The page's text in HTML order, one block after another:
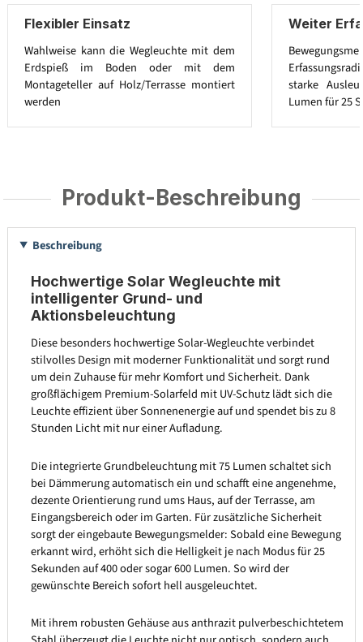
Flexibler Einsatz
Wahlweise kann die Wegleuchte mit dem
Erdspieß im Boden oder mit dem
Montageteller auf Holz/Terrasse montiert
werden
Weiter
starke
Lumen für 25
Produkt-Beschreibung
Beschreibung
Hochwertige Solar Wegleuchte mit
intelligenter Grund- und
Aktionsbeleuchtung
Diese besonders hochwertige Solar-Wegleuchte verbindet
stilvolles Design mit moderner Funktionalität und sorgt rund
um dein Zuhause für mehr Komfort und Sicherheit. Dank
großflächigem Premium-Solarfeld mit UV-Schutz lädt sich die
Leuchte effizient über Sonnenenergie auf und spendet bis zu 8
Stunden Licht mit nur einer Aufladung.
Die integrierte Grundbeleuchtung mit 75 Lumen schaltet sich
bei Dämmerung automatisch ein und schafft eine angenehme,
dezente Orientierung rund ums Haus, auf der Terrasse, am
Eingangsbereich oder im Garten. Für zusätzliche Sicherheit
sorgt der eingebaute Bewegungsmelder: Sobald eine Bewegung
erkannt wird, erhöht sich die Helligkeit je nach Modus für 25
Sekunden auf 400 oder sogar 600 Lumen. So wird der
gewünschte Bereich sofort hell ausgeleuchtet.
Mit ihrem robusten Gehäuse aus anthrazit pulverbeschichtetem